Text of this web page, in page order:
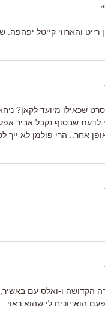
רייט והארווי קייטל יפהפה.
סרט שכאילו מיועד לקאן?
לדעת שבסוף נקבל אביר
אחר.. הרי פולמן לא ייך
הקדושה ו-ואלס עם
הוא יוכיח לי שהוא ראוי…